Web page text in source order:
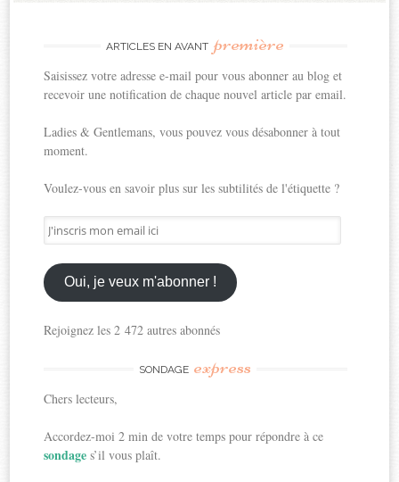
ARTICLES EN AVANT première
Saisissez votre adresse e-mail pour vous abonner au blog et
recevoir une notification de chaque nouvel article par email.
Ladies & Gentlemans, vous pouvez vous désabonner à tout
moment.
Voulez-vous en savoir plus sur les subtilités de l'étiquette ?
J'inscris
mon
email
ici
Oui, je veux m'abonner !
Rejoignez les 2 472 autres abonnés
SONDAGE express
Chers lecteurs,
Accordez-moi 2 min de votre temps pour répondre à ce
sondages’il vous plaît.